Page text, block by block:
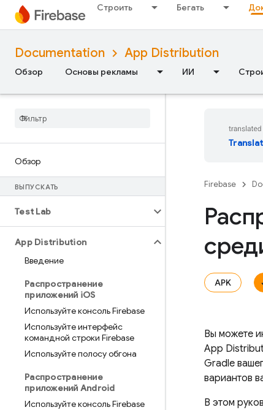
Строить Бегать
Documentation App Distribution
Обзор Основы рекламы ИИ
Обзор
ВЫПУСКАТЬ
Test Lab
App Distribution
Введение
Распространение
приложений iOS
Используйте консоль Firebase
Используйте интерфейс
командной строки Firebase
Используйте полосу обгона
Распространение
приложений Android
Используйте консоль Firebase
Firebase
APK
Вы можете
App
Gradle
вариантов
В этом